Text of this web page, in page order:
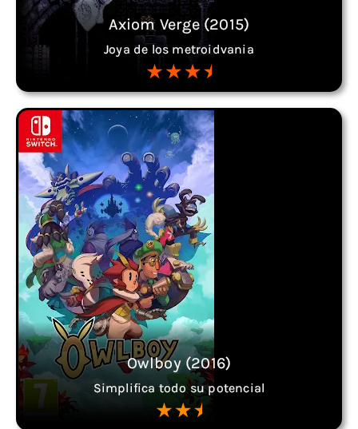
Axiom Verge (2015)
Joya de los metroidvania
Owlboy (2016)
Simplifica todo su potencial